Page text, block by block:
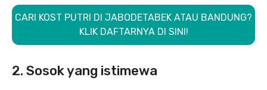
CARI KOST PUTRI DI JABODETABEK ATAU BANDUNG?
KLIK DAFTARNYA DI SINI!
2. Sosok yang istimewa